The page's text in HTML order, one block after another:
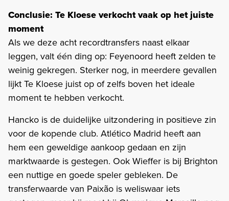
Conclusie: Te Kloese verkocht vaak op het juiste
moment
Als we deze acht recordtransfers naast elkaar
leggen, valt één ding op: Feyenoord heeft zelden te
weinig gekregen. Sterker nog, in meerdere gevallen
lijkt Te Kloese juist op of zelfs boven het ideale
moment te hebben verkocht.
Hancko is de duidelijke uitzondering in positieve zin
voor de kopende club. Atlético Madrid heeft aan
hem een geweldige aankoop gedaan en zijn
marktwaarde is gestegen. Ook Wieffer is bij Brighton
een nuttige en goede speler gebleken. De
transferwaarde van Paixão is weliswaar iets